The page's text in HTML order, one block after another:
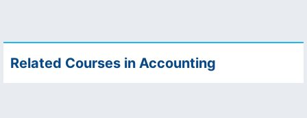
Related Courses in Accounting